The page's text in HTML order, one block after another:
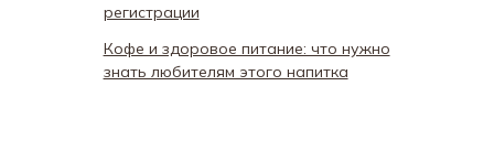
регистрации
Кофе и здоровое питание: что нужно
знать любителям этого напитка